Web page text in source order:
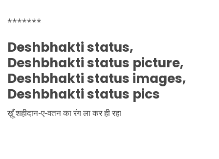
*******
Deshbhaktistatus,
Deshbhaktistatus picture,
Deshbhaktistatus images,
Deshbhaktistatus pics
ख़ूँ शहीदान-ए-वतन का रंग ला कर ही रहा